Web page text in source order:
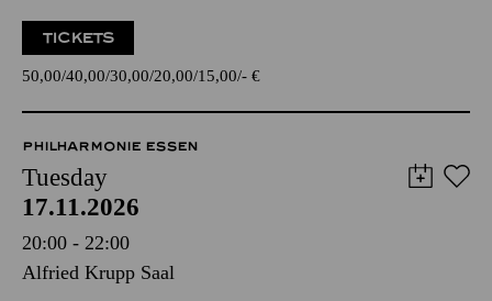
TICKETS
50,00 40,00 30,00 20,00 15,00 - €
PHILHARMONIE ESSEN
Tuesday
17.11.2026
20:00 - 22:00
Alfried Krupp Saal